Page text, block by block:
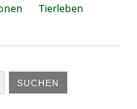
Tierleben